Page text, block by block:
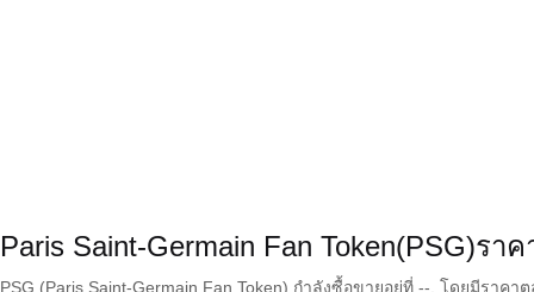
Paris Saint-Germain Fan Token(PSG)รา
PSG (Paris Saint-Germain Fan Token) กำลังซื้อขายอยู่ที่ --, โดยมีราคา